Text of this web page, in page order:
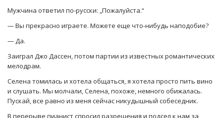
Мужчина ответил по-русски: „Пожалуйста.“
— Вы прекрасно играете. Можете еще что-нибудь наподобие?
— Да.
Заиграл Джо Дассен, потом партии из известных романтических
мелодрам.
Селена томилась и хотела общаться, я хотела просто пить вино
и слушать. Мы молчали, Селена, похоже, немного обижалась.
Пускай, все равно из меня сейчас никудышный собеседник.
В перерыве пианист спросил разрешения и подсел к нам за